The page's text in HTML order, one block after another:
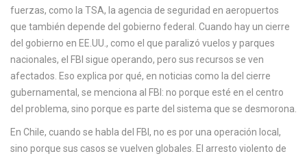
fuerzas, como la TSA, la agencia de seguridad en aeropuertos
que también depende del gobierno federal
. Cuando hay un cierre
del gobierno en EE.UU., como el que paralizó vuelos y parques
nacionales, el FBI sigue operando, pero sus recursos se ven
afectados. Eso explica por qué, en noticias como la del cierre
gubernamental, se menciona al FBI: no porque esté en el centro
del problema, sino porque es parte del sistema que se desmorona.
En Chile, cuando se habla del FBI, no es por una operación local,
sino porque sus casos se vuelven globales. El arresto violento de